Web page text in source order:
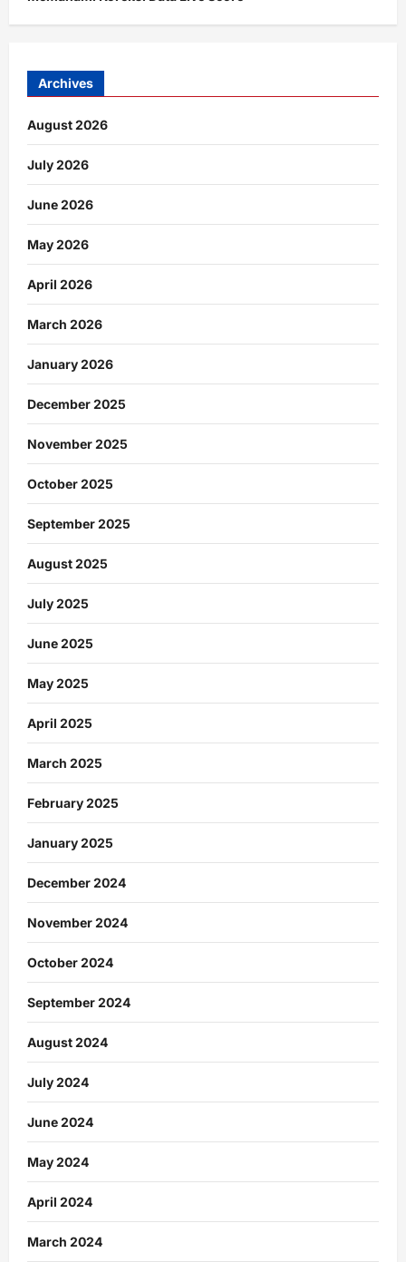
Archives
August 2026
July 2026
June 2026
May 2026
April 2026
March 2026
January 2026
December 2025
November 2025
October 2025
September 2025
August 2025
July 2025
June 2025
May 2025
April 2025
March 2025
February 2025
January 2025
December 2024
November 2024
October 2024
September 2024
August 2024
July 2024
June 2024
May 2024
April 2024
March 2024